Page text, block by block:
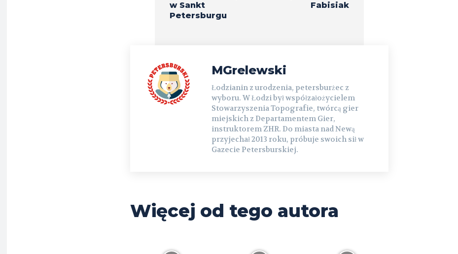
w Sankt
Petersburgu
Fabisiak
MGrelewski
Łodzianin z urodzenia, petersburżec z
wyboru. W Łodzi był współzałożycielem
Stowarzyszenia Topografie, twórcą gier
miejskich z Departamentem Gier,
instruktorem ZHR. Do miasta nad Newą
przyjechał 2013 roku, próbuje swoich sił w
Gazecie Petersburskiej.
Więcej od tego autora